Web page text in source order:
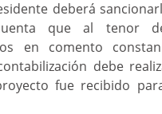
deberá
que al tenor
en comento
debe
fue recibido